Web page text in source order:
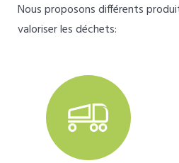
Nous proposons différents
valoriser les déchets: